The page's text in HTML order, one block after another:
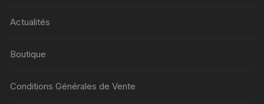
Actualités
Boutique
Conditions Générales de Vente